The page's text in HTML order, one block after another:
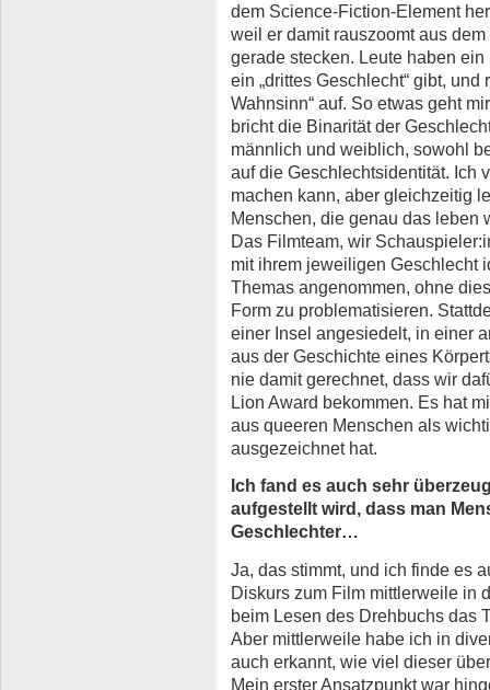
dem Science-Fiction-Element
weil er damit rauszoomt aus
gerade stecken. Leute haben
ein „drittes Geschlecht“ gibt,
Wahnsinn“ auf. So etwas geht
bricht die Binarität der
männlich und weiblich, sowohl
auf die Geschlechtsidentität. Ich
machen kann, aber gleichzeitig
Menschen, die genau das leben
Das Filmteam, wir
mit ihrem jeweiligen Geschlecht
Themas angenommen, ohne
Form zu problematisieren.
einer Insel angesiedelt, in einer
aus der Geschichte eines
nie damit gerechnet, dass wir
Lion Award bekommen. Es hat
aus queeren Menschen als
ausgezeichnet hat.
Ich fand es auch sehr
aufgestellt wird, dass man
Geschlechter…
Ja, das stimmt, und ich finde es
Diskurs zum Film mittlerweile in
beim Lesen des Drehbuchs das
Aber mittlerweile habe ich in
auch erkannt, wie viel dieser
Mein erster Ansatzpunkt war